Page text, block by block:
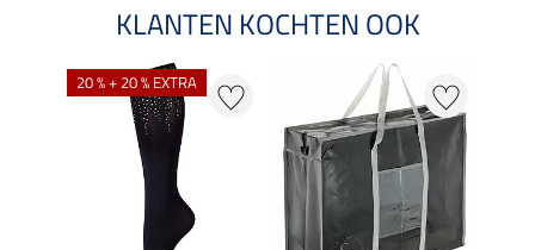
KLANTEN KOCHTEN OOK
20 % + 20 % EXTRA